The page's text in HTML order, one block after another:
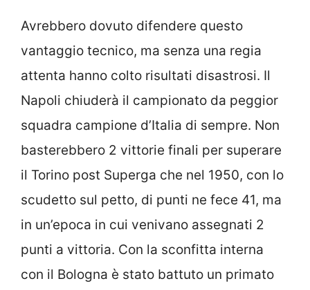
Avrebbero dovuto difendere questo
vantaggio tecnico, ma senza una regia
attenta hanno colto risultati disastrosi. Il
Napoli chiuderà il campionato da peggior
squadra campione d’Italia di sempre. Non
basterebbero 2 vittorie finali per superare
il Torino post Superga che nel 1950, con lo
scudetto sul petto, di punti ne fece 41, ma
in un’epoca in cui venivano assegnati 2
punti a vittoria. Con la sconfitta interna
con il Bologna è stato battuto un primato